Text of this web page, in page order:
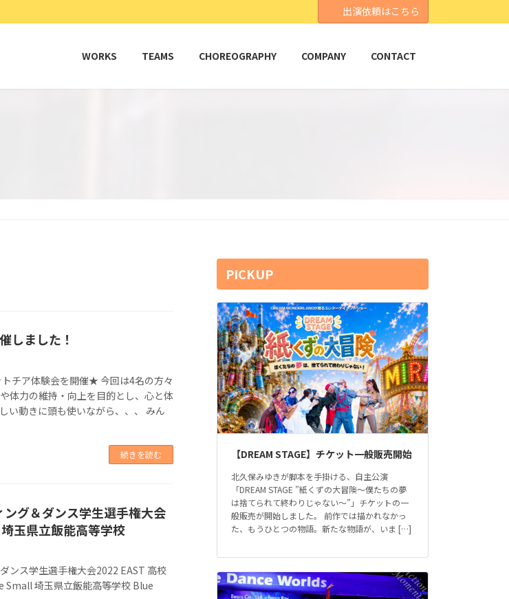
出演依頼はこちら
WORKS TEAMS CHOREOGRAPHY COMPANY CONTACT
しました！
チア体験会を開催★ 今回は4名の方々
体力の維持・向上を目的とし、心と体
い動きに頭も使いながら、、、 みん
続きを読む
グ＆ダンス学生選手権大会
玉県立飯能高等学校
ンス学生選手権大会2022 EAST 高校
埼玉県立飯能高等学校 Blue
PICKUP
【DREAM STAGE】チケット一般販売開始
北久保みゆきが脚本を手掛ける、自主公演
「DREAM STAGE ”紙くずの大冒険～僕たちの夢
は捨てられて終わりじゃない～”」チケットの一
般販売が開始しました。 前作では描かれなかっ
た、もうひとつの物語。新たな物語が、いま […]